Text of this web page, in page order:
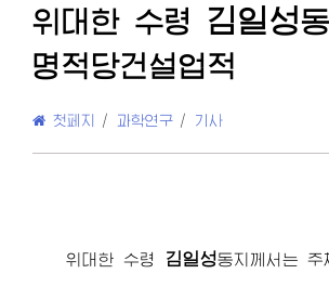
위대한 수령 김일성
명적당건설업적
첫페지 / 과학연구 / 기사
위대한
수령 김일성동지 께서는 주